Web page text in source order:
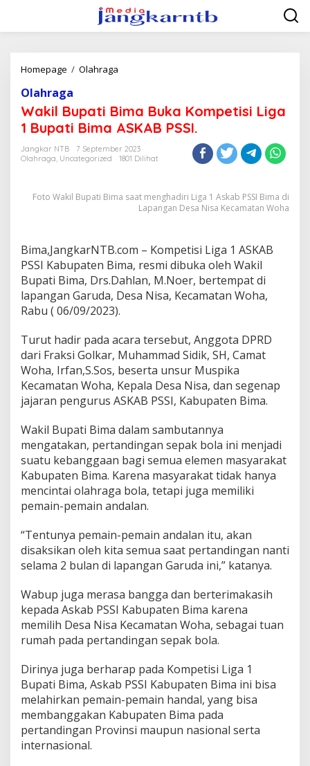
konten
Homepage / Olahraga
Buka
Kompetisi
Liga
Bupati
PSSI.
Olahraga
Wakil Bupati Bima Buka Kompetisi Liga
1 Bupati Bima ASKAB PSSI.
Jangkar NTB
7 September 2023
Olahraga, Uncategorized 1801 Dilihat
Foto Wakil Bupati Bima saat menghadiri Liga 1 Askab PSSI Bima di
Lapangan Desa Nisa Kecamatan Woha
Bima,JangkarNTB.com – Kompetisi Liga 1 ASKAB
PSSI Kabupaten Bima, resmi dibuka oleh Wakil
Bupati Bima, Drs.Dahlan, M.Noer, bertempat di
lapangan Garuda, Desa Nisa, Kecamatan Woha,
Rabu ( 06/09/2023).
Turut hadir pada acara tersebut, Anggota DPRD
dari Fraksi Golkar, Muhammad Sidik, SH, Camat
Woha, Irfan,S.Sos, beserta unsur Muspika
Kecamatan Woha, Kepala Desa Nisa, dan segenap
jajaran pengurus ASKAB PSSI, Kabupaten Bima.
Wakil Bupati Bima dalam sambutannya
mengatakan, pertandingan sepak bola ini menjadi
suatu kebanggaan bagi semua elemen masyarakat
Kabupaten Bima. Karena masyarakat tidak hanya
mencintai olahraga bola, tetapi juga memiliki
pemain-pemain andalan.
“Tentunya pemain-pemain andalan itu, akan
disaksikan oleh kita semua saat pertandingan nanti
selama 2 bulan di lapangan Garuda ini,” katanya.
Wabup juga merasa bangga dan berterimakasih
kepada Askab PSSI Kabupaten Bima karena
memilih Desa Nisa Kecamatan Woha, sebagai tuan
rumah pada pertandingan sepak bola.
Dirinya juga berharap pada Kompetisi Liga 1
Bupati Bima, Askab PSSI Kabupaten Bima ini bisa
melahirkan pemain-pemain handal, yang bisa
membanggakan Kabupaten Bima pada
pertandingan Provinsi maupun nasional serta
internasional.